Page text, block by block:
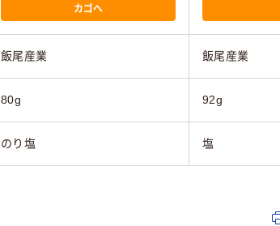
カゴへ
飯尾産業 飯尾産業
80g 92g
のり塩 塩